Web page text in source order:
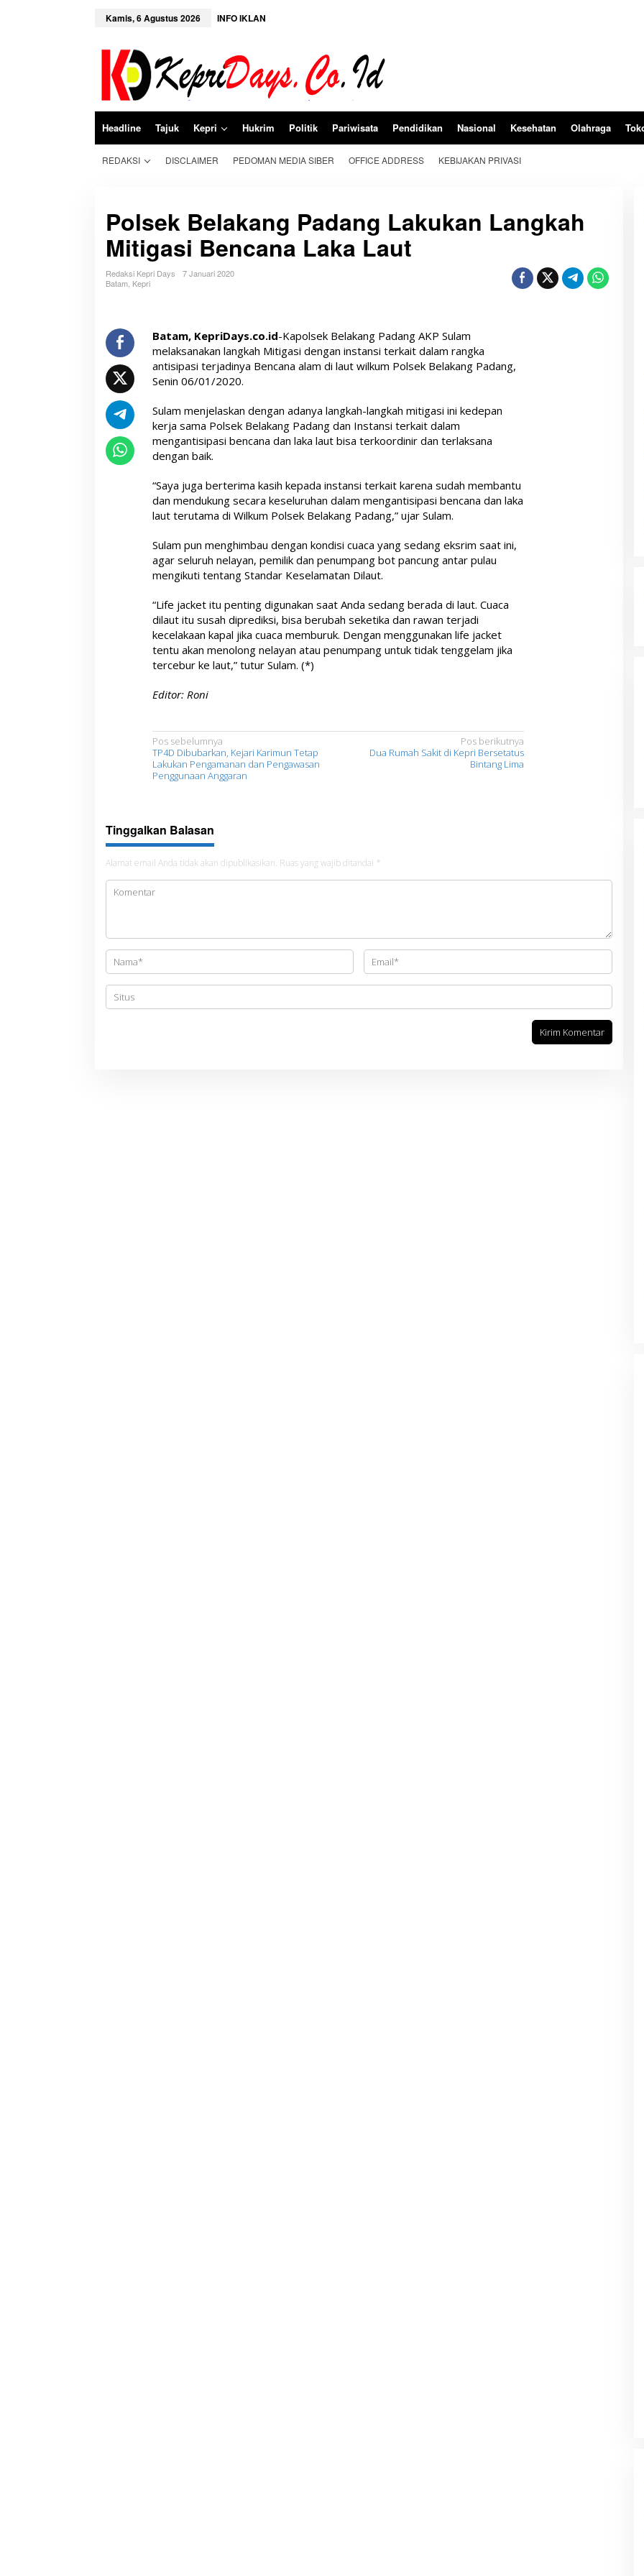
Kamis, 6 Agustus 2026 INFO IKLAN
Headline Tajuk Kepri Hukrim Politik Pariwisata Pendidikan Nasional Kesehatan Olahraga
REDAKSI DISCLAIMER PEDOMAN MEDIA SIBER OFFICE ADDRESS KEBIJAKAN PRIVASI
Polsek Belakang Padang Lakukan Langkah
Mitigasi Bencana Laka Laut
Redaksi Kepri Days
7 Januari 2020
Batam Kepri
Batam, KepriDays.co.id-Kapolsek Belakang Padang AKP Sulam
melaksanakan langkah Mitigasi dengan instansi terkait dalam rangka
antisipasi terjadinya Bencana alam di laut wilkum Polsek Belakang Padang,
Senin 06/01/2020.
Sulam menjelaskan dengan adanya langkah-langkah mitigasi ini kedepan
kerja sama Polsek Belakang Padang dan Instansi terkait dalam
mengantisipasi bencana dan laka laut bisa terkoordinir dan terlaksana
dengan baik.
“Saya juga berterima kasih kepada instansi terkait karena sudah membantu
dan mendukung secara keseluruhan dalam mengantisipasi bencana dan laka
laut terutama di Wilkum Polsek Belakang Padang,” ujar Sulam.
Sulam pun menghimbau dengan kondisi cuaca yang sedang eksrim saat ini,
agar seluruh nelayan, pemilik dan penumpang bot pancung antar pulau
mengikuti tentang Standar Keselamatan Dilaut.
“Life jacket itu penting digunakan saat Anda sedang berada di laut. Cuaca
dilaut itu susah diprediksi, bisa berubah seketika dan rawan terjadi
kecelakaan kapal jika cuaca memburuk. Dengan menggunakan life jacket
tentu akan menolong nelayan atau penumpang untuk tidak tenggelam jika
tercebur ke laut,” tutur Sulam. (*)
Editor: Roni
N
a
v
g
a
s
i
s
Pos sebelumnya
TP4D Dibubarkan, Kejari Karimun Tetap
Lakukan Pengamanan dan Pengawasan
Penggunaan Anggaran
Pos berikutnya
Dua Rumah Sakit di Kepri Bersetatus
Bintang Lima
Tinggalkan Balasan
Alamat email Anda tidak akan dipublikasikan. Ruas yang wajib ditandai *